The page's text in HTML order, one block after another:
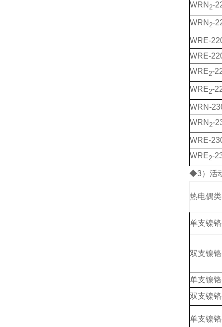
WRN 2-
WRN 2-
WRE-
WRE-
WRE2-
WRE2-
WRN-
WRN 2-
WRE-
WRE2-
◆3）活
热电偶
单支镍
双支镍
单支镍
双支镍
单支镍